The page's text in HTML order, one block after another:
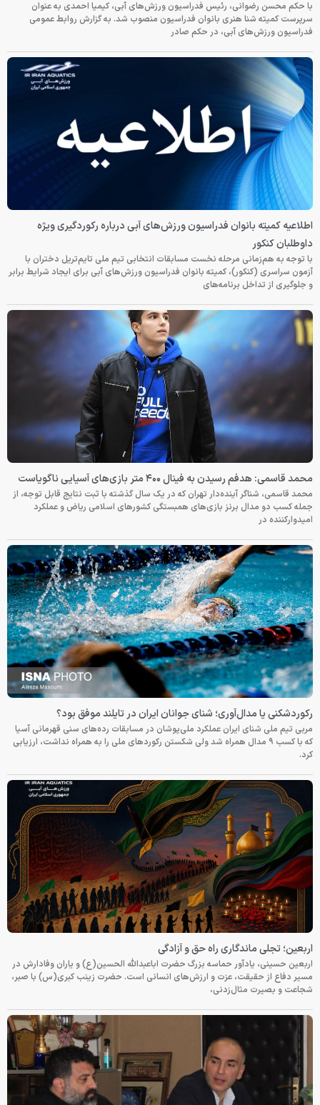
با حکم محسن رضوانی، رئیس فدراسیون ورزش‌های آبی، کیمیا احمدی به عنوان
سرپرست کمیته شنا هنری بانوان فدراسیون منصوب شد. به گزارش روابط عمومی
فدراسیون ورزش‌های آبی، در حکم صادر
اطلاعیه کمیته بانوان فدراسیون ورزش‌های آبی درباره رکوردگیری ویژه
داوطلبان کنکور
با توجه به هم‌زمانی مرحله نخست مسابقات انتخابی تیم ملی تایم‌تریل دختران با
آزمون سراسری (کنکور)، کمیته بانوان فدراسیون ورزش‌های آبی برای ایجاد شرایط برابر
و جلوگیری از تداخل برنامه‌های
محمد قاسمی: هدفم رسیدن به فینال ۴۰۰ متر بازی‌های آسیایی ناگویاست
محمد قاسمی، شناگر آینده‌دار تهران که در یک سال گذشته با ثبت نتایج قابل توجه، از
جمله کسب دو مدال برنز بازی‌های همبستگی کشورهای اسلامی ریاض و عملکرد
امیدوارکننده در
رکوردشکنی یا مدال‌آوری؛ شنای جوانان ایران در تایلند موفق بود؟
مربی تیم ملی شنای ایران عملکرد ملی‌پوشان در مسابقات رده‌های سنی قهرمانی آسیا
که با کسب ۹ مدال همراه شد ولی شکستن رکوردهای ملی را به همراه نداشت، ارزیابی
کرد.
اربعین؛ تجلی ماندگاری راه حق و آزادگی
اربعین حسینی، یادآور حماسه بزرگ حضرت اباعبدالله الحسین(ع) و یاران وفادارش در
مسیر دفاع از حقیقت، عزت و ارزش‌های انسانی است. حضرت زینب کبری(س) با صبر،
شجاعت و بصیرت مثال‌زدنی،